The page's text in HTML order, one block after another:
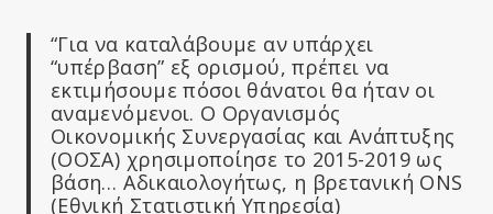
“Για να καταλάβουμε αν υπάρχει
“υπέρβαση” εξ ορισμού, πρέπει να
εκτιμήσουμε πόσοι θάνατοι θα ήταν οι
αναμενόμενοι. Ο Οργανισμός
Οικονομικής Συνεργασίας και Ανάπτυξης
(ΟΟΣΑ) χρησιμοποίησε το 2015-2019 ως
βάση… Αδικαιολογήτως, η βρετανική ONS
(Εθνική Στατιστική Υπηρεσία)